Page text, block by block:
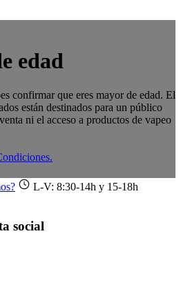
edad
confirmar que eres mayor de edad. El
están destinados para un público
ni el acceso a productos de vapeo
L-V: 8:30-14h y 15-18h
social